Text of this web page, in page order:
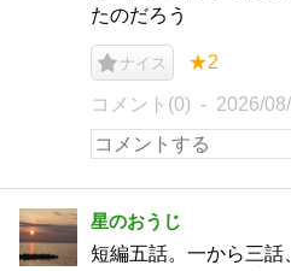
たのだろう
ナイス ★2
コメント(0) 2026/
星のおうじ
短編五話。一から三話